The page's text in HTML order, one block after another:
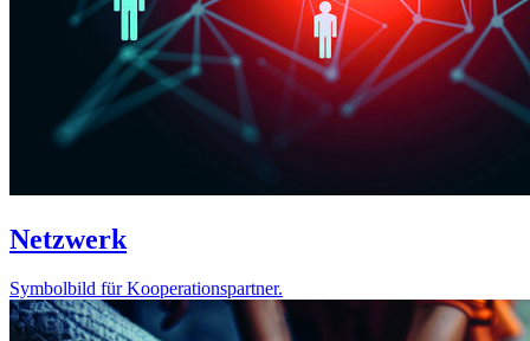
Netzwerk
Symbolbild für Kooperationspartner.